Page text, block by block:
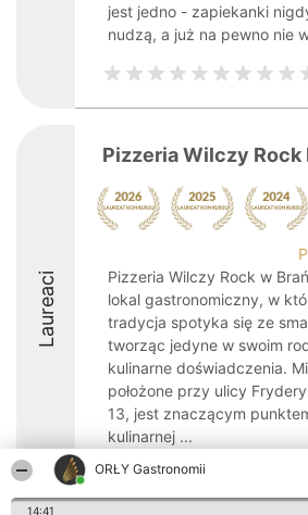
ORŁY Gastronomii
14:41
jest jedno - zapiekanki
nudzą, a już na pewno nie
Laureaci
Pizzeria Wilczy
Pizzeria Wilczy Rock w
lokal gastronomiczny, w
tradycja spotyka się ze
tworząc jedyne w swoim
kulinarne doświadczenia.
położone przy ulicy
13, jest znaczącym
kulinarnej ...
8.4